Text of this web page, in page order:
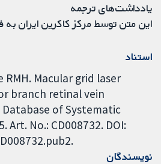
یادداشت‌های ترجمه
این متن توسط مرکز کاکرین ایران
استناد
RMH. Macular grid laser
branch retinal vein
of Systematic
Art. No.: CD008732. DOI:
نویسندگان